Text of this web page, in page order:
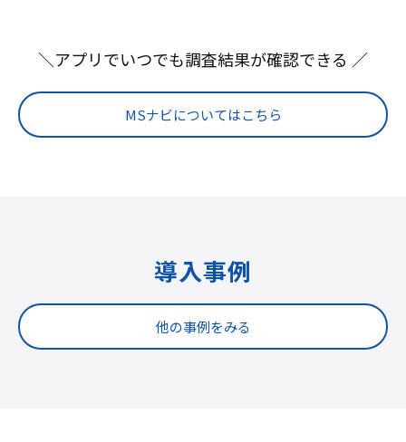
＼アプリでいつでも調査結果が確認できる ／
MSナビについてはこちら
導入事例
他の事例をみる